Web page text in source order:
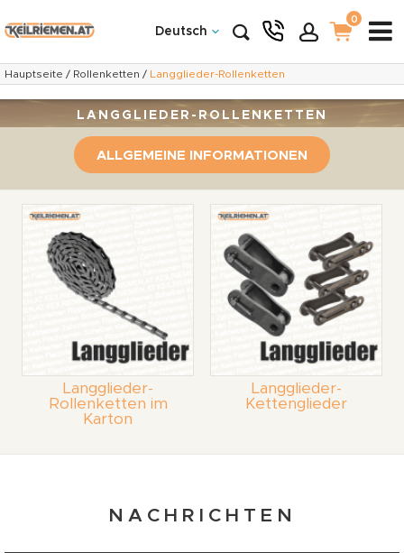
Deutsch
0
Hauptseite / Rollenketten / Langglieder-Rollenketten
LANGGLIEDER-ROLLENKETTEN
ALLGEMEINE INFORMATIONEN
Langglieder-
Rollenketten im
Karton
Langglieder-
Kettenglieder
NACHRICHTEN